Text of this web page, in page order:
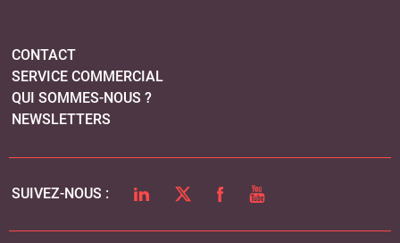
MENTIONS LÉGALES
POLITIQUE DE CONFIDENTIALITÉ
COOKIES